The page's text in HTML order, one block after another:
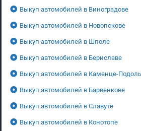
Выкуп автомобилей в Виноградове
Выкуп автомобилей в Новопскове
Выкуп автомобилей в Шполе
Выкуп автомобилей в Бериславе
Выкуп автомобилей в Каменце-
Выкуп автомобилей в Барвенкове
Выкуп автомобилей в Славуте
Выкуп автомобилей в Конотопе